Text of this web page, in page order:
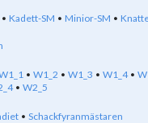
Kadett-SM Minior-SM
W1_2 W1_3 W1_4
W2_5
Schackfyranmästaren